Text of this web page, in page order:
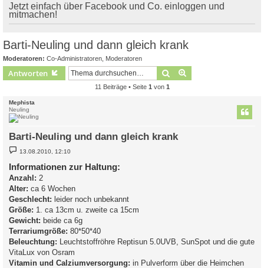
Jetzt einfach über Facebook und Co. einloggen und
mitmachen!
Barti-Neuling und dann gleich krank
Moderatoren: Co-Administratoren Moderatoren
Antworten Suche
11 Beiträge • Seite 1 von 1
Mephista
Neuling
Barti-Neuling und dann gleich krank
B
e
i
t
r
g
13.08.2010, 12:10
Informationen zur Haltung:
Anzahl: 2
Alter: ca 6 Wochen
Geschlecht: leider noch unbekannt
Größe: 1. ca 13cm u. zweite ca 15cm
Gewicht: beide ca 6g
Terrariumgröße: 80*50*40
Beleuchtung: Leuchtstoffröhre Reptisun 5.0UVB, SunSpot und die gute
VitaLux von Osram
Vitamin und Calziumversorgung: in Pulverform über die Heimchen